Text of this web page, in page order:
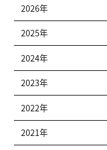
2026年
2025年
2024年
2023年
2022年
2021年